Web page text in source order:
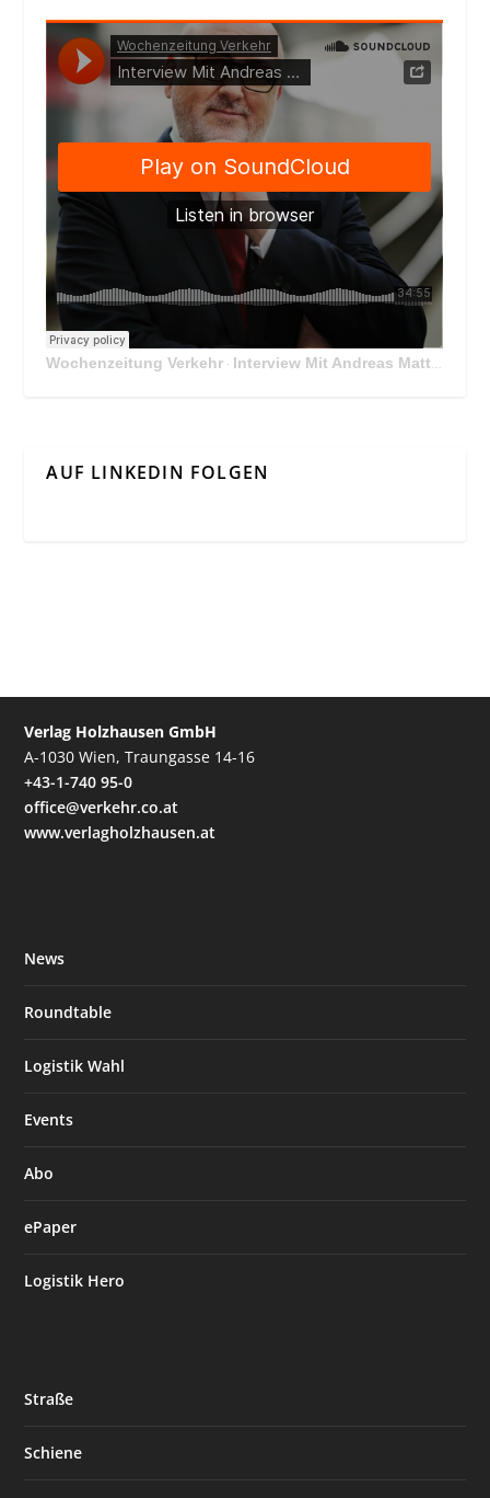
Wochenzeitung Verkehr · Interview Mit Andreas Matthä, CEO der ÖBB Holding
AUF LINKEDIN FOLGEN
Verlag Holzhausen GmbH
A-1030 Wien, Traungasse 14-16
+43-1-740 95-0
office@verkehr.co.at
www.verlagholzhausen.at
News
Roundtable
Logistik Wahl
Events
Abo
ePaper
Logistik Hero
Straße
Schiene